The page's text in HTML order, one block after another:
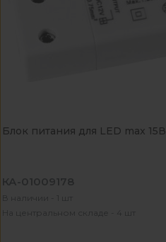
Блок питания для LED max
КА-01009178
В наличии - 1 шт
На центральном складе - 4 шт